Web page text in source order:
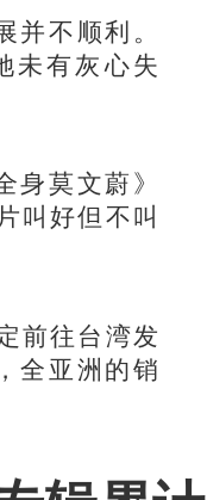
不顺利。
未有灰心失
莫文蔚》
叫好但不叫
前往台湾发
全亚洲的销